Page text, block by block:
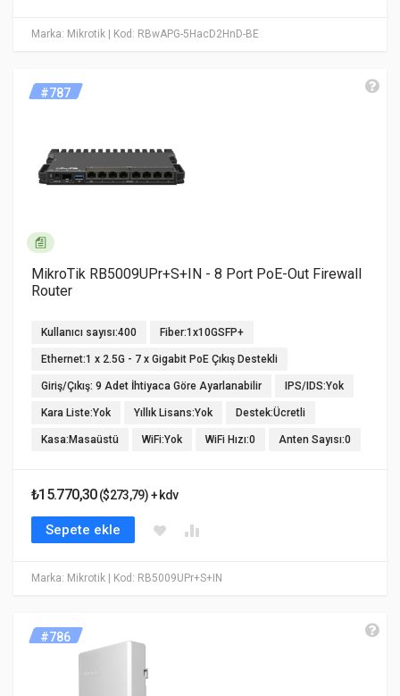
Marka: Mikrotik | Kod: RBwAPG-5HacD2HnD-BE
Marka: Mikrotik | Kod: RB5009UPr+S+IN
#787
MikroTik RB5009UPr+S+IN - 8 Port PoE-Out Firewall
Router
Kullanıcı sayısı:400 Fiber:1x10GSFP+
Ethernet:1 x 2.5G - 7 x Gigabit PoE Çıkış Destekli
Giriş/Çıkış: 9 Adet İhtiyaca Göre Ayarlanabilir IPS/IDS:Yok
Kara Liste:Yok Yıllık Lisans:Yok Destek:Ücretli
Kasa:Masaüstü WiFi:Yok WiFi Hızı:0 Anten Sayısı:0
₺15.770,30($273,79) + kdv
Sepete ekle
#786